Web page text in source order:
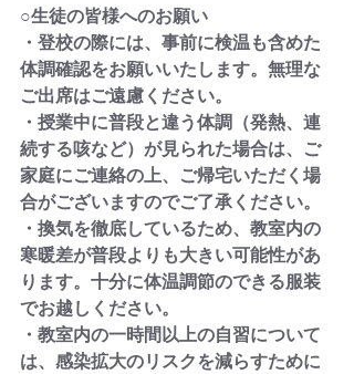
○生徒の皆様へのお願い
・登校の際には、事前に検温も含めた
体調確認をお願いいたします。無理な
ご出席はご遠慮ください。
・授業中に普段と違う体調（発熱、連
続する咳など）が見られた場合は、ご
家庭にご連絡の上、ご帰宅いただく場
合がございますのでご了承ください。
・換気を徹底しているため、教室内の
寒暖差が普段よりも大きい可能性があ
ります。十分に体温調節のできる服装
でお越しください。
・教室内の一時間以上の自習について
は、感染拡大のリスクを減らすために